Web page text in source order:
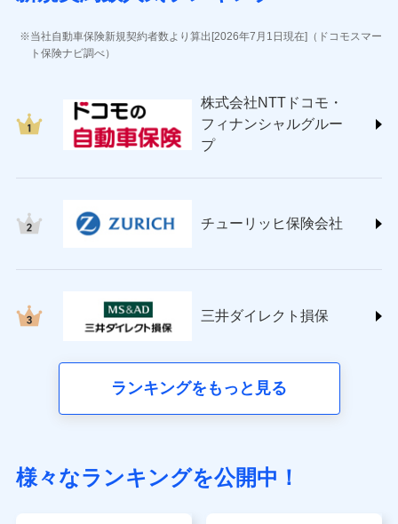
ソニー損害保険株式会社
(https://www.sonysonpo.co.jp/)
ＳＯＭＰＯダイレクト損害保険株式会社
(https://www.sompo-direct.co.jp/)
チューリッヒ保険会社 (https://www.zurich.co.jp/)
(https://www.nisshinfire.co.jp/)
(https://www.petfamilyins.co.jp/)
ins.com/)
三井ダイレクト損害保険株式会社
（https://www.sonylife.co.jp）
当社自動車保険新規契約者数より算出[2026年7月1日現在]（ドコモスマー
ト保険ナビ調べ）
株式会社NTTドコモ・
フィナンシャルグルー
プ
チューリッヒ保険会社
三井ダイレクト損保
ランキングをもっと見る
様々なランキングを公開中！